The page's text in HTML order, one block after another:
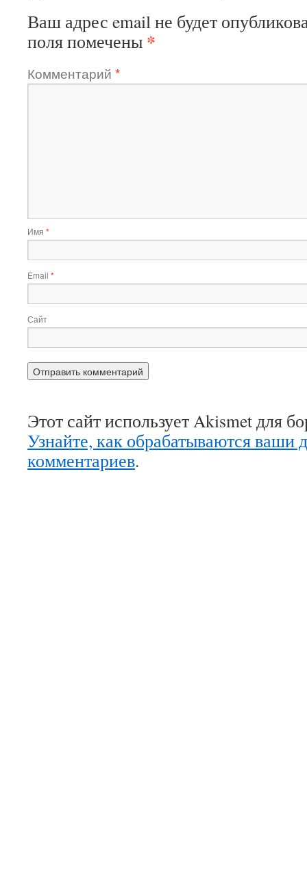
Ваш адрес email не будет
поля помечены *
Комментарий *
Имя *
Email *
Сайт
Этот сайт использует Akismet для
Узнайте, как обрабатываются ваши
комментариев.